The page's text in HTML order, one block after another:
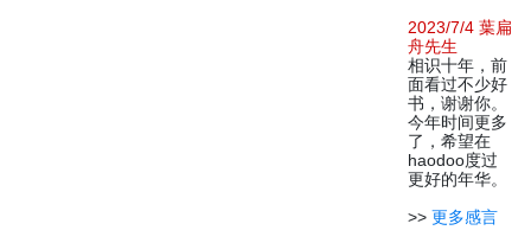
2023/7/4 葉扁
舟先生
相识十年，前
面看过不少好
书，谢谢你。
今年时间更多
了，希望在
haodoo度过
更好的年华。
>> 更多感言